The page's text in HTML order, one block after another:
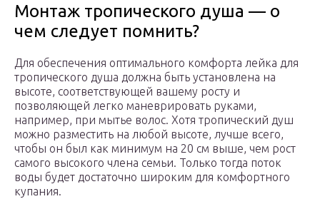
Монтаж тропического душа — о
чем следует помнить?
Для обеспечения оптимального комфорта лейка для
тропического душа должна быть установлена ​​на
высоте, соответствующей вашему росту и
позволяющей легко маневрировать руками,
например, при мытье волос. Хотя тропический душ
можно разместить на любой высоте, лучше всего,
чтобы он был как минимум на 20 см выше, чем рост
самого высокого члена семьи. Только тогда поток
воды будет достаточно широким для комфортного
купания.